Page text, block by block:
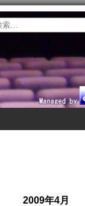
2009年4月